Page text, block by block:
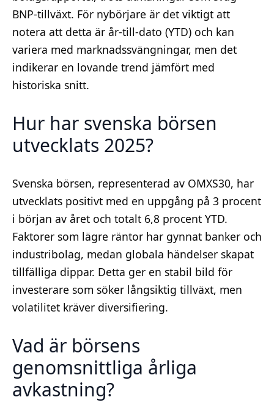
BNP-tillväxt. För nybörjare är det viktigt att
notera att detta är år-till-dato (YTD) och kan
variera med marknadssvängningar, men det
indikerar en lovande trend jämfört med
historiska snitt.
Hur har svenska börsen
utvecklats 2025?
Svenska börsen, representerad av OMXS30, har
utvecklats positivt med en uppgång på 3 procent
i början av året och totalt 6,8 procent YTD.
Faktorer som lägre räntor har gynnat banker och
industribolag, medan globala händelser skapat
tillfälliga dippar. Detta ger en stabil bild för
investerare som söker långsiktig tillväxt, men
volatilitet kräver diversifiering.
Vad är börsens
genomsnittliga årliga
avkastning?